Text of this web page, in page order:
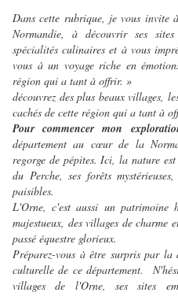
Dans cette rubrique, je vous invite
Normandie, à découvrir ses
spécialités culinaires et à vous
vous à un voyage riche en
région qui a tant à offrir. »
découvrez des plus beaux villages,
cachés de cette région qui a tant à
Pour commencer mon
département au cœur de la
regorge de pépites. Ici, la nature
du Perche, ses forêts
paisibles.
L'Orne, c'est aussi un patrimoine
majestueux, des villages de charme
passé équestre glorieux.
Préparez-vous à être surpris par la
culturelle de ce département.
villages de l'Orne, ses sites